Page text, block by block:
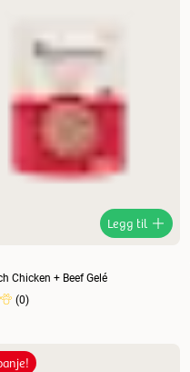
Legg til
Chicken + Beef Gelé
(0)